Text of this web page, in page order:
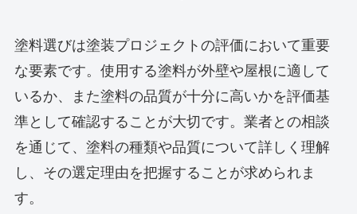
塗料選びは塗装プロジェクトの評価において重要
な要素です。使用する塗料が外壁や屋根に適して
いるか、また塗料の品質が十分に高いかを評価基
準として確認することが大切です。業者との相談
を通じて、塗料の種類や品質について詳しく理解
し、その選定理由を把握することが求められま
す。